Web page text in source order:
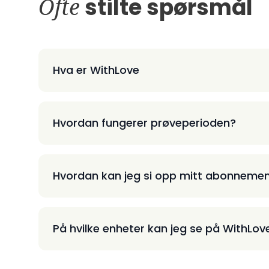
Ofte stilte spørsmål
Hva er WithLove
Hvordan fungerer prøveperioden?
Hvordan kan jeg si opp mitt
På hvilke enheter kan jeg se på